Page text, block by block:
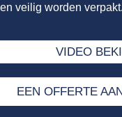
en veilig worden verpakt.
VIDEO
EEN OFFERTE